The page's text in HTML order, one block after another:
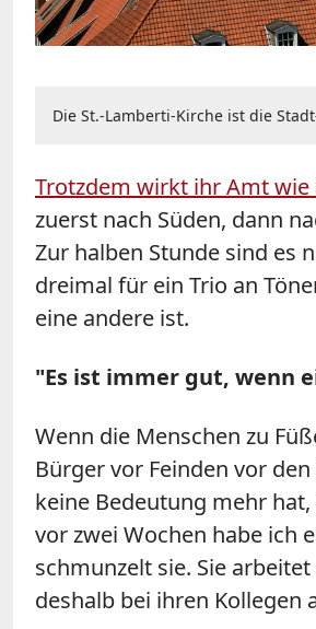
Die St.-Lamberti-Kirche ist die
Trotzdem wirkt ihr Amt
zuerst nach Süden, dann
Zur halben Stunde sind es
dreimal für ein Trio an
eine andere ist.
"Es ist immer gut, wenn
Wenn die Menschen zu
Bürger vor Feinden vor
keine Bedeutung mehr
vor zwei Wochen habe ich
schmunzelt sie. Sie
deshalb bei ihren Kollegen